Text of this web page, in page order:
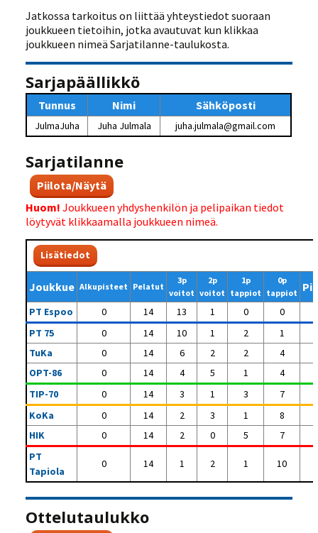
Jatkossa tarkoitus on liittää yhteystiedot suoraan
joukkueen tietoihin, jotka avautuvat kun klikkaa
joukkueen nimeä Sarjatilanne-taulukosta.
Sarjapäällikkö
Tunnus Nimi Sähköposti
JulmaJuha Juha Julmala juha.julmala@gmail.com
Sarjatilanne
Piilota/Näytä
Huom! Joukkueen yhdyshenkilön ja pelipaikan tiedot
löytyvät klikkaamalla joukkueen nimeä.
Lisätiedot
Joukkue Alkupisteet Pelatut
3p
voitot
2p
voitot
1p
tappiot
0p
tappiot
PT Espoo 0 14 13 1 0 0
PT 75
0 14 10 1 2 1
TuKa
0 14 6 2 2 4
OPT-86
0 14 4 5 1 4
TIP-70
0 14 3 1 3 7
KoKa
0 14 2 3 1 8
HIK
0 14 2 0 5 7
PT
Tapiola
0 14 1 2 1 10
Ottelutaulukko